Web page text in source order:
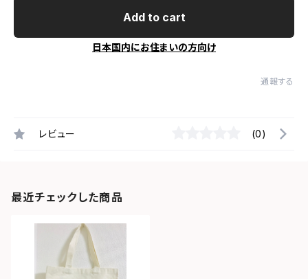
Add to cart
日本国内にお住まいの方向け
通報する
レビュー (0)
最近チェックした商品